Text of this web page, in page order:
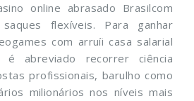
online abrasado Brasilcom
flexíveis. Para ganhar
com arruíi casa salarial
é abreviado recorrer ciência
profissionais, barulho como
milionários nos níveis mais